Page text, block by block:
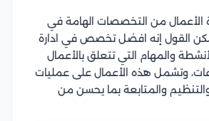
الأعمال من التخصصات الهامة في
القول إنه افضل تخصص في ادارة
والمهام التي تتعلق بالأعمال
وتشمل هذه الأعمال على عمليات
والتنظيم والمتابعة بما يحسن من